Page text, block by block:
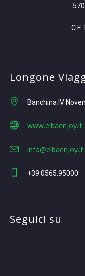
Longone
Banchina IV
www.elbaenjoy.it
info@elbaenjoy.it
+39.0565.95000
Seguici su